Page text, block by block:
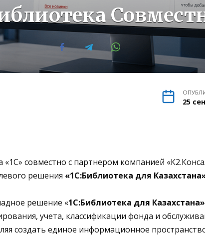
25
совместно с партнером компанией
решения «1С:Библиотека для
решение «1С:Библиотека для Казахстана»
учета, классификации фонда и
создать единое информационное